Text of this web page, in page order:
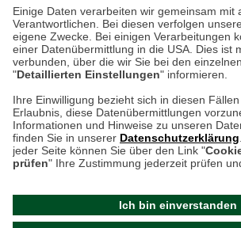
Einige Daten verarbeiten wir gemeinsam mit
Verantwortlichen. Bei diesen verfolgen
eigene Zwecke. Bei einigen Verarbeitungen
einer Datenübermittlung in die USA. Dies ist
verbunden, über die wir Sie bei den
"Detaillierten Einstellungen" informieren.
Ihre Einwilligung bezieht sich in diesen
Erlaubnis, diese Datenübermittlungen
Informationen und Hinweise zu unseren
finden Sie in unserer Datenschutzerklärung
jeder Seite können Sie über den Link "
prüfen" Ihre Zustimmung jederzeit prüfen
Ich bin einverstanden
Kontakt
Umwelt und
Zur Echtheit von Bewertungen
Barrierefreiheit unserer
am 09.08.2026 um 11:17
Cookie-Einstellungen in Ihrem Browser
ACHTUNG!
Ihr Browser speichert aktuell keine
Leider können Sie in diesem Fall
Bitte stellen Sie sicher, dass Ihr Browser